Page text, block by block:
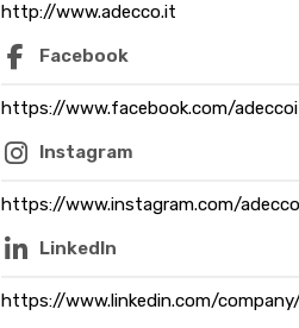
http://www.adecco.it
Facebook
https://www.facebook.com/
Instagram
https://www.instagram.com/
LinkedIn
https://www.linkedin.com/